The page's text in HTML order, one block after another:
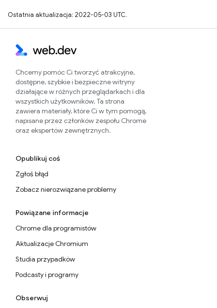
Ostatnia aktualizacja: 2022-05-03 UTC.
Chcemy pomóc Ci tworzyć atrakcyjne,
dostępne, szybkie i bezpieczne witryny
działające w różnych przeglądarkach i dla
wszystkich użytkowników. Ta strona
zawiera materiały, które Ci w tym pomogą,
napisane przez członków zespołu Chrome
oraz ekspertów zewnętrznych.
Opublikuj coś
Zgłoś błąd
Zobacz nierozwiązane problemy
Powiązane informacje
Chrome dla programistów
Aktualizacje Chromium
Studia przypadków
Podcasty i programy
Obserwuj